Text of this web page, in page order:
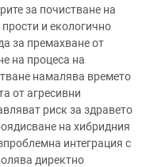
за почистване на
и екологично
за премахване от
на процеса на
намалява времето
от агресивни
риск за здравето
на хибридния
интеграция с
директно